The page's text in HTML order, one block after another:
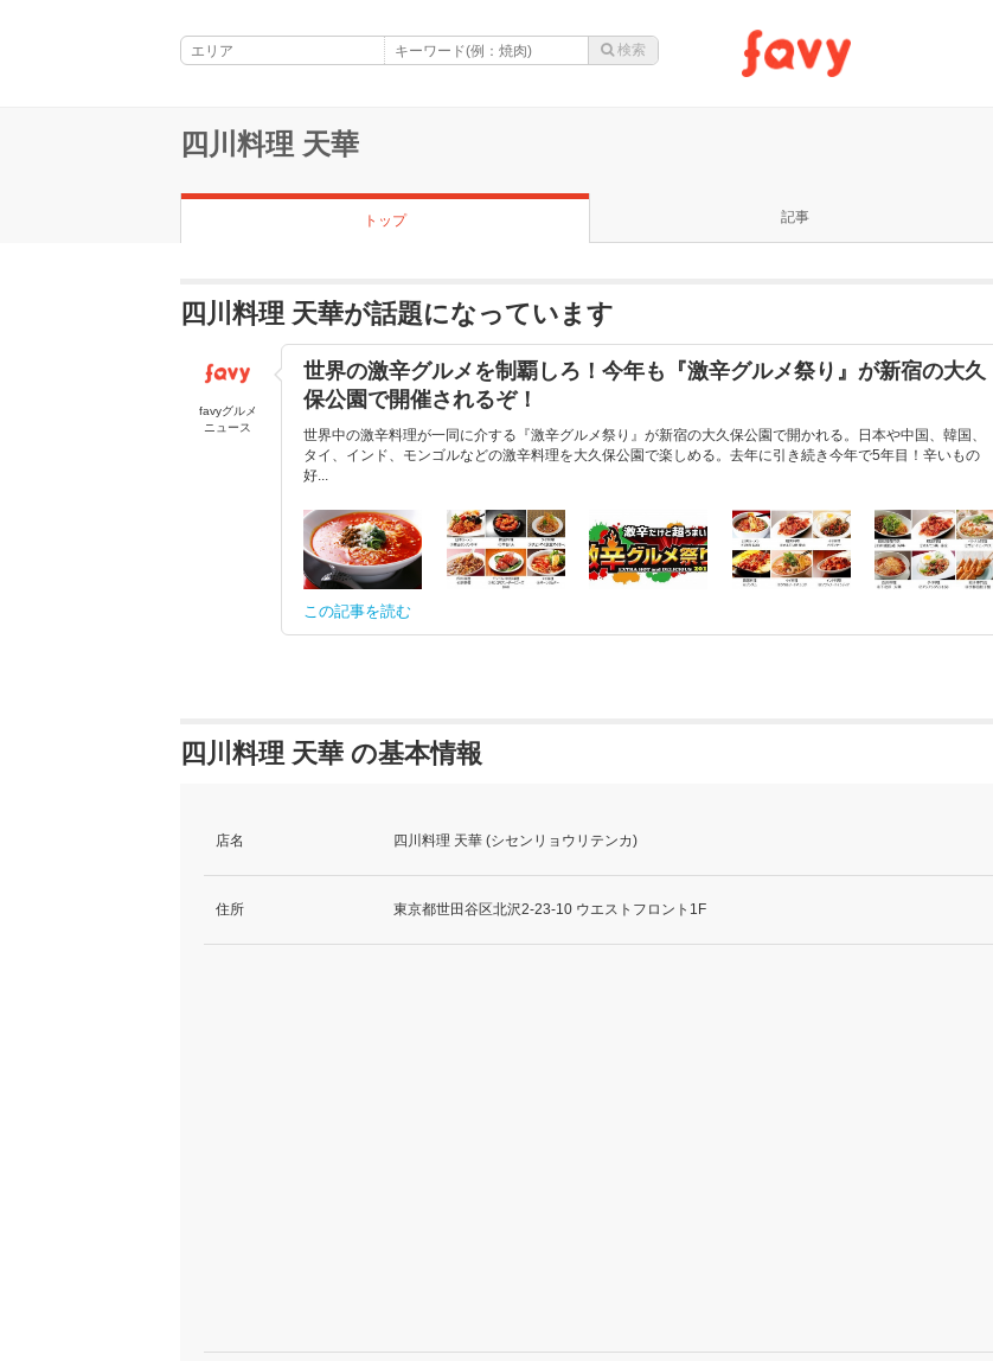
四川料理 天華
トップ 記事
四川料理 天華が話題になっています
favyグルメ
ニュース
世界の激辛グルメを制覇しろ！今年も『激辛グルメ祭り』が新宿の大久
保公園で開催されるぞ！
世界中の激辛料理が一同に介する『激辛グルメ祭り』が新宿の大久保公園で開かれる。日本や中国、韓国、
タイ、インド、モンゴルなどの激辛料理を大久保公園で楽しめる。去年に引き続き今年で5年目！辛いもの
好...
この記事を読む
四川料理 天華 の基本情報
店名 四川料理 天華 (シセンリョウリテンカ)
住所 東京都世田谷区北沢2-23-10 ウエストフロント1F